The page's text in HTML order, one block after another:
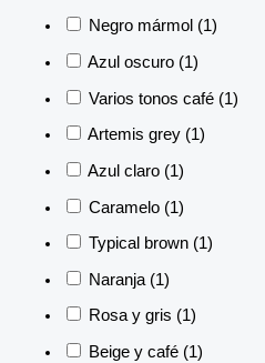
Negro mármol (1)
Azul oscuro (1)
Varios tonos café (1)
Artemis grey (1)
Azul claro (1)
Caramelo (1)
Typical brown (1)
Naranja (1)
Rosa y gris (1)
Beige y café (1)